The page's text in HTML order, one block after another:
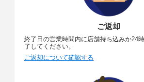
ご返却
終了日の営業時間内に店舗持ち込みか24
了してください。
ご返却について確認する